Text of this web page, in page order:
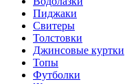
Пиджаки
Свитеры
Толстовки
Джинсовые куртки
Топы
Футболки